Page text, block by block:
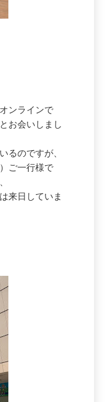
ンラインで
お会いしまし
るのですが、
ご一行様で
来日していま